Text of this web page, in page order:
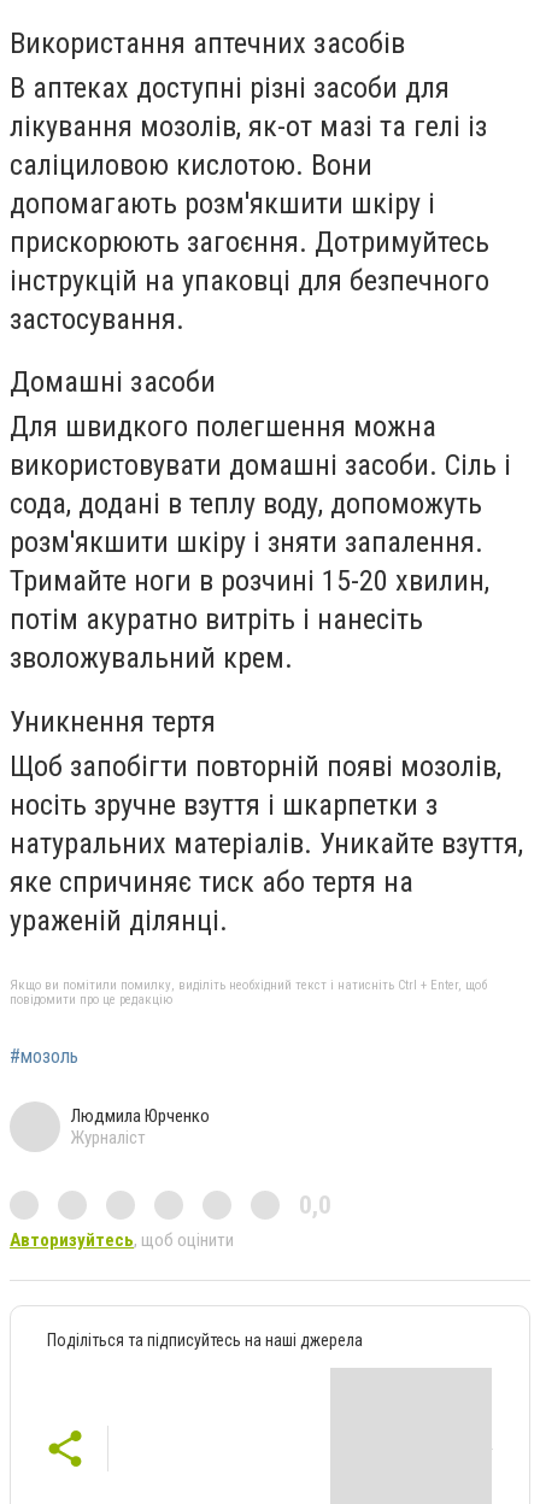
Використання аптечних засобів
В аптеках доступні різні засоби для
лікування мозолів, як-от мазі та гелі із
саліциловою кислотою. Вони
допомагають розм'якшити шкіру і
прискорюють загоєння. Дотримуйтесь
інструкцій на упаковці для безпечного
застосування.
Домашні засоби
Для швидкого полегшення можна
використовувати домашні засоби. Сіль і
сода, додані в теплу воду, допоможуть
розм'якшити шкіру і зняти запалення.
Тримайте ноги в розчині 15-20 хвилин,
потім акуратно витріть і нанесіть
зволожувальний крем.
Уникнення тертя
Щоб запобігти повторній появі мозолів,
носіть зручне взуття і шкарпетки з
натуральних матеріалів. Уникайте взуття,
яке спричиняє тиск або тертя на
ураженій ділянці.
Якщо ви помітили помилку, виділіть необхідний текст і натисніть Ctrl + Enter, щоб
повідомити про це редакцію
#мозоль
Людмила Юрченко
Журналіст
0,0
Авторизуйтесь, щоб оцінити
Поділіться та підписуйтесь на наші джерела